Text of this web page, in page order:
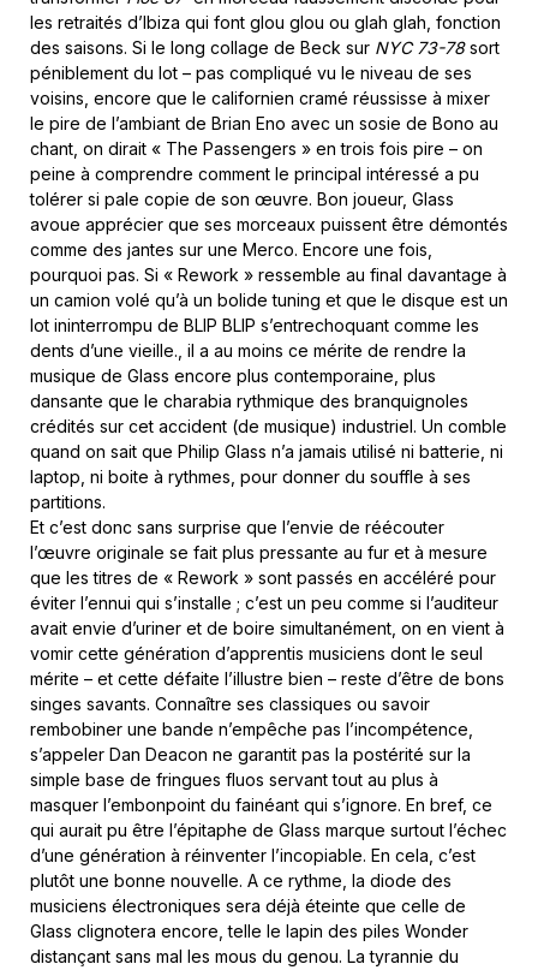
les retraités d’Ibiza qui font glou glou ou glah glah, fonction
des saisons. Si le long collage de Beck sur NYC 73-78sort
péniblement du lot – pas compliqué vu le niveau de ses
voisins, encore que le californien cramé réussisse à mixer
le pire de l’ambiant de Brian Eno avec un sosie de Bono au
chant, on dirait « The Passengers » en trois fois pire – on
peine à comprendre comment le principal intéressé a pu
tolérer si pale copie de son œuvre. Bon joueur, Glass
avoue apprécier que ses morceaux puissent être démontés
comme des jantes sur une Merco. Encore une fois,
pourquoi pas. Si « Rework » ressemble au final davantage à
un camion volé qu’à un bolide tuning et que le disque est un
lot ininterrompu de BLIP BLIP s’entrechoquant comme les
dents d’une vieille., il a au moins ce mérite de rendre la
musique de Glass encore plus contemporaine, plus
dansante que le charabia rythmique des branquignoles
crédités sur cet accident (de musique) industriel. Un comble
quand on sait que Philip Glass n’a jamais utilisé ni batterie, ni
laptop, ni boite à rythmes, pour donner du souffle à ses
partitions.
Et c’est donc sans surprise que l’envie de réécouter
l’œuvre originale se fait plus pressante au fur et à mesure
que les titres de « Rework » sont passés en accéléré pour
éviter l’ennui qui s’installe ; c’est un peu comme si l’auditeur
avait envie d’uriner et de boire simultanément, on en vient à
vomir cette génération d’apprentis musiciens dont le seul
mérite – et cette défaite l’illustre bien – reste d’être de bons
singes savants. Connaître ses classiques ou savoir
rembobiner une bande n’empêche pas l’incompétence,
s’appeler Dan Deacon ne garantit pas la postérité sur la
simple base de fringues fluos servant tout au plus à
masquer l’embonpoint du fainéant qui s’ignore. En bref, ce
qui aurait pu être l’épitaphe de Glass marque surtout l’échec
d’une génération à réinventer l’incopiable. En cela, c’est
plutôt une bonne nouvelle. A ce rythme, la diode des
musiciens électroniques sera déjà éteinte que celle de
Glass clignotera encore, telle le lapin des piles Wonder
distançant sans mal les mous du genou. La tyrannie du